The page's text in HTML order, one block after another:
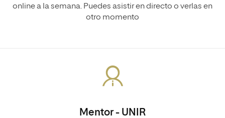
online a la semana. Puedes asistir en directo o verlas en
otro momento
Mentor - UNIR